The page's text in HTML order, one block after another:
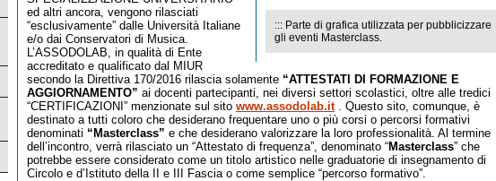
::: Parte di grafica utilizzata per pubblicizzare
gli eventi Masterclass.
ed altri ancora, vengono rilasciati
“esclusivamente” dalle Università Italiane
e/o dai Conservatori di Musica.
L’ASSODOLAB, in qualità di Ente
accreditato e qualificato dal MIUR
secondo la Direttiva 170/2016 rilascia solamente “ATTESTATI DI FORMAZIONE E
AGGIORNAMENTO” ai docenti partecipanti, nei diversi settori scolastici, oltre alle tredici
“CERTIFICAZIONI” menzionate sul sito www.assodolab.it. Questo sito, comunque, è
destinato a tutti coloro che desiderano frequentare uno o più corsi o percorsi formativi
denominati “Masterclass” e che desiderano valorizzare la loro professionalità. Al termine
dell’incontro, verrà rilasciato un “Attestato di frequenza”, denominato “Masterclass” che
potrebbe essere considerato come un titolo artistico nelle graduatorie di insegnamento di
Circolo e d’Istituto della II e III Fascia o come semplice “percorso formativo”.